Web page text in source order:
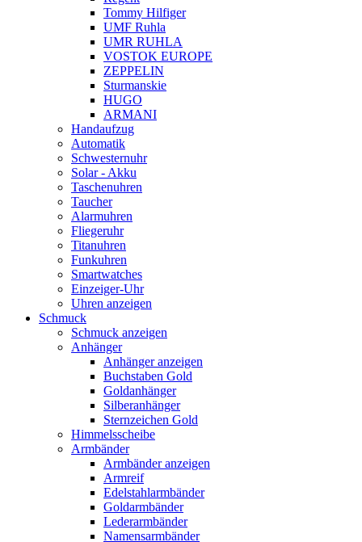
Tommy Hilfiger
UMF Ruhla
UMR RUHLA
VOSTOK EUROPE
ZEPPELIN
Sturmanskie
HUGO
ARMANI
Handaufzug
Automatik
Schwesternuhr
Solar - Akku
Taschenuhren
Taucher
Alarmuhren
Fliegeruhr
Titanuhren
Funkuhren
Smartwatches
Einzeiger-Uhr
Uhren anzeigen
Schmuck
Schmuck anzeigen
Anhänger
Anhänger anzeigen
Buchstaben Gold
Goldanhänger
Silberanhänger
Sternzeichen Gold
Himmelsscheibe
Armbänder
Armbänder anzeigen
Armreif
Edelstahlarmbänder
Goldarmbänder
Lederarmbänder
Namensarmbänder